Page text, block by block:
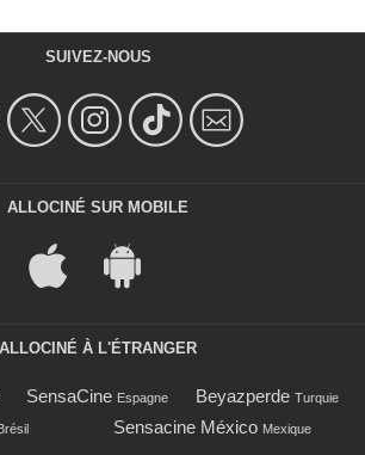
SUIVEZ-NOUS
ALLOCINÉ SUR MOBILE
ALLOCINÉ À L'ÉTRANGER
SensaCine Espagne Beyazperde Turquie
Sensacine México Mexique